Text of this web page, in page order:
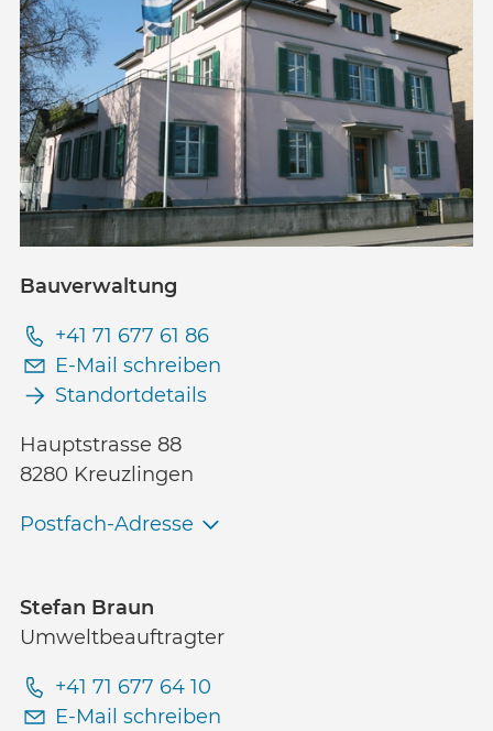
Bauverwaltung
+41 71 677 61 86
E-Mail schreiben
Standortdetails
Hauptstrasse 88
8280 Kreuzlingen
Postfach-Adresse
Stefan Braun
Umweltbeauftragter
+41 71 677 64 10
E-Mail schreiben